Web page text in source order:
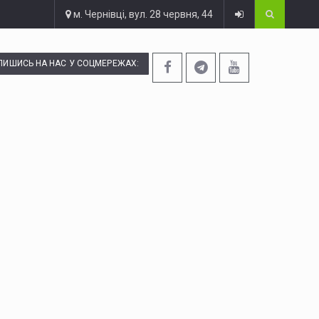
м. Чернівці, вул. 28 червня, 44
НА НАС У СОЦМЕРЕЖАХ: